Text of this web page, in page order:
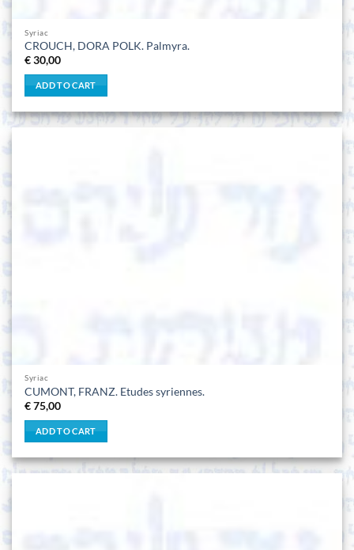
Syriac
CROUCH, DORA POLK. Palmyra.
€30,00
ADD TO CART
Syriac
CUMONT, FRANZ. Etudes syriennes.
€75,00
ADD TO CART